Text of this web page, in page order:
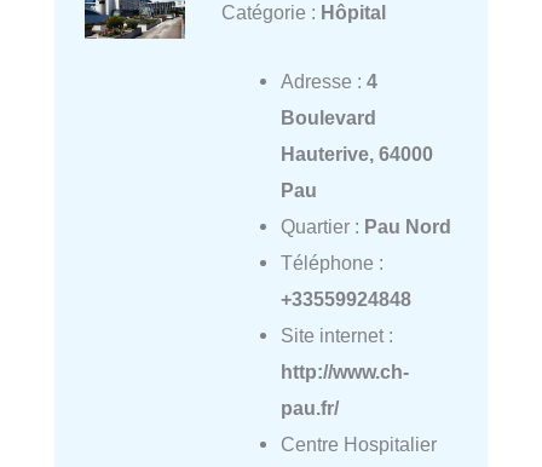
Catégorie : Hôpital
Adresse : 4
Boulevard
Hauterive, 64000
Pau
Quartier : Pau Nord
Téléphone :
+33559924848
Site internet :
http://www.ch-
pau.fr/
Centre Hospitalier